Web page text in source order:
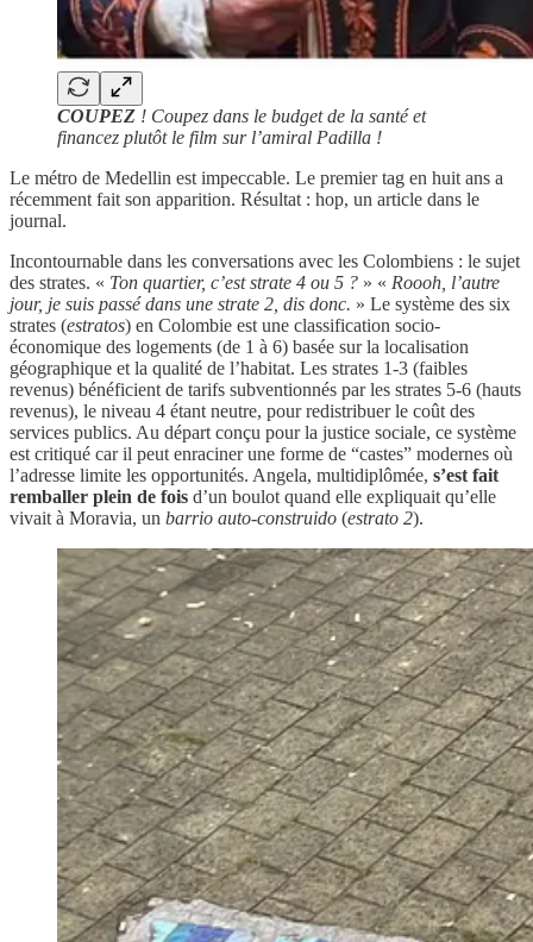
COUPEZ ! Coupez dans le budget de la santé et
financez plutôt le film sur l’amiral Padilla !
Le métro de Medellin est impeccable. Le premier tag en huit ans a
récemment fait son apparition. Résultat : hop, un article dans le
journal.
Incontournable dans les conversations avec les Colombiens : le sujet
des strates. « Ton quartier, c’est strate 4 ou 5 ? » « Roooh, l’autre
jour, je suis passé dans une strate 2, dis donc. » Le système des six
strates (estratos) en Colombie est une classification socio-
économique des logements (de 1 à 6) basée sur la localisation
géographique et la qualité de l’habitat. Les strates 1-3 (faibles
revenus) bénéficient de tarifs subventionnés par les strates 5-6 (hauts
revenus), le niveau 4 étant neutre, pour redistribuer le coût des
services publics. Au départ conçu pour la justice sociale, ce système
est critiqué car il peut enraciner une forme de “castes” modernes où
l’adresse limite les opportunités. Angela, multidiplômée, s’est fait
remballer plein de fois d’un boulot quand elle expliquait qu’elle
vivait à Moravia, un barrio auto-construido (estrato 2).